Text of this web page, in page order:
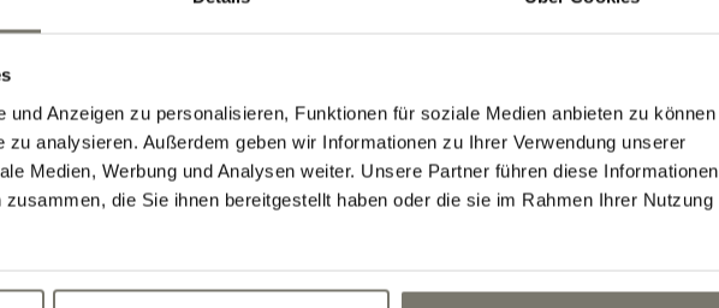
und Anzeigen zu personalisieren, Funktionen für soziale Medien anbieten zu können
zu analysieren. Außerdem geben wir Informationen zu Ihrer Verwendung unserer
Medien, Werbung und Analysen weiter. Unsere Partner führen diese Informationen
die Sie ihnen bereitgestellt haben oder die sie im Rahmen Ihrer Nutzung